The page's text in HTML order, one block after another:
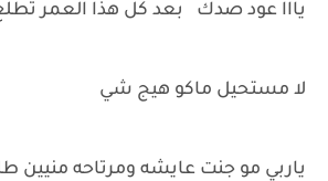
يااا عود صدك بعد كل هذا العمر
لا مستحيل ماكو هيج شي
ياربي مو جنت عايشه ومرتاحه منيين